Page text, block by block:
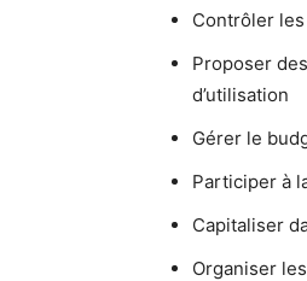
Contrôler
Proposer
d’utilisation
Gérer le
Participer à
Capitaliser
Organiser